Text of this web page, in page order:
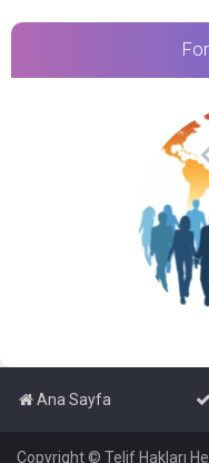
Ana Sayfa
Copyright © Telif Hakları